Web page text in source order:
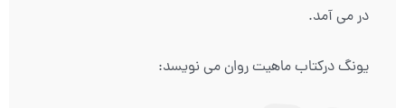
در می آمد.
یونگ درکتاب ماهیت روان می نویسد: